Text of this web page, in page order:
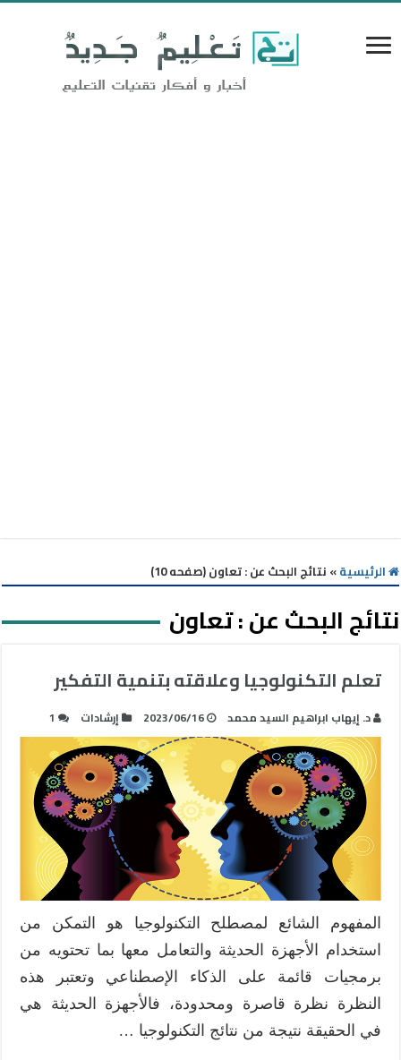
الرئيسية» نتائج البحث عن : تعاون (صفحه 10)
نتائج البحث عن :تعاون
تعلم التكنولوجيا وعلاقته بتنمية التفكير
د. إيهاب ابراهيم السيد محمد 2023/06/16 إرشادات 1
المفهوم الشائع لمصطلح التكنولوجيا هو التمكن من
استخدام الأجهزة الحديثة والتعامل معها بما تحتويه من
برمجيات قائمة على الذكاء الإصطناعي وتعتبر هذه
النظرة نظرة قاصرة ومحدودة، فالأجهزة الحديثة هي
في الحقيقة نتيجة من نتائج التكنولوجيا …